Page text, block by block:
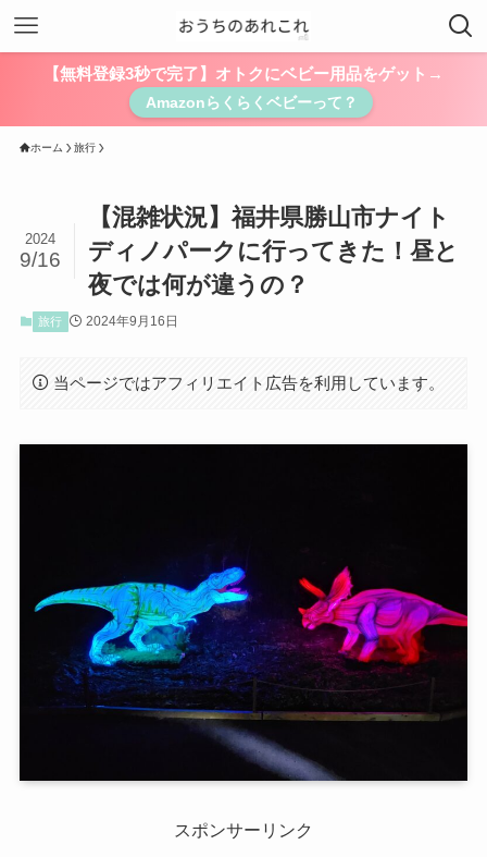
【無料登録3秒で完了】オトクにベビー用品をゲット→
Amazonらくらくベビーって？
ホーム 旅行
【混雑状況】福井県勝山市ナイト
ディノパークに行ってきた！昼と
夜では何が違うの？
2024
9/16
旅行 2024年9月16日
当ページではアフィリエイト広告を利用しています。
スポンサーリンク